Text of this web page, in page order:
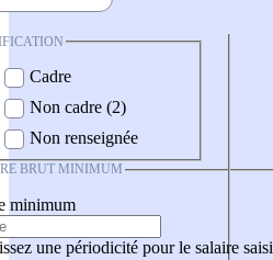
Cadre
Non cadre (2)
Non renseignée
BRUT MINIMUM
minimum
une périodicité pour le salaire saisi